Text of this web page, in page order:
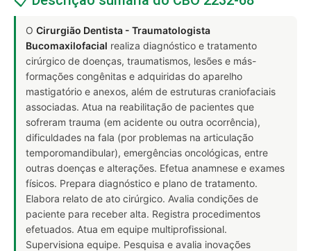
O Cirurgião Dentista - Traumatologista
Bucomaxilofacial realiza diagnóstico e tratamento
cirúrgico de doenças, traumatismos, lesões e más-
formações congênitas e adquiridas do aparelho
mastigatório e anexos, além de estruturas craniofaciais
associadas. Atua na reabilitação de pacientes que
sofreram trauma (em acidente ou outra ocorrência),
dificuldades na fala (por problemas na articulação
temporomandibular), emergências oncológicas, entre
outras doenças e alterações. Efetua anamnese e exames
físicos. Prepara diagnóstico e plano de tratamento.
Elabora relato de ato cirúrgico. Avalia condições de
paciente para receber alta. Registra procedimentos
efetuados. Atua em equipe multiprofissional.
Supervisiona equipe. Pesquisa e avalia inovações